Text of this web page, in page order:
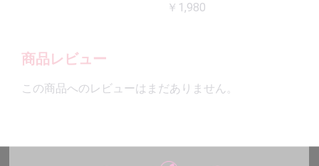
￥1,980
商品レビュー
この商品へのレビューはまだありません。